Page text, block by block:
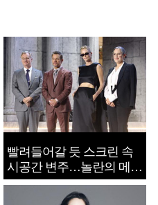
빨려들어갈 듯 스크린 속
시공간 변주…놀란의 메시
지는 ‘전쟁 속죄’